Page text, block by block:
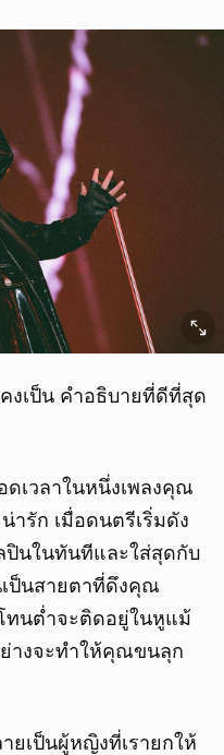
งเป็น คำอธิบายที่ดีที่สุด
เวลาในหนึ่งเพลงคุณ
ารัก เมื่อดนตรีเริ่มดัง
นในทันทีและใส่สุดกับ
เป็นสายตาที่ดึงคุณ
ทนต่ำจะติดอยู่ในหูแม้
างจะทำให้คุณขนลุก
ยเป็นผู้หญิงที่เรายกให้